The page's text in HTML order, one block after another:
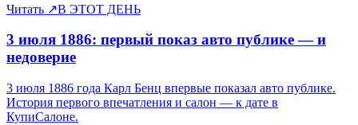
Читать ↗В ЭТОТ ДЕНЬ
3 июля 1886: первый показ авто публике — и
недоверие
3 июля 1886 года Карл Бенц впервые показал авто публике.
История первого впечатления и салон — к дате в
КупиСалоне.